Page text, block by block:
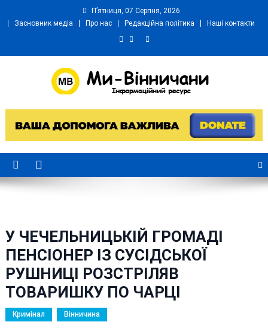
П’ятниця, 07 Серпня, 2026
Засновник медіа
Про нас Редакційна політика Наші контакти
Ми Вінничани
У ЧЕЧЕЛЬНИЦЬКІЙ ГРОМАДІ
ПЕНСІОНЕР ІЗ СУСІДСЬКОЇ
РУШНИЦІ РОЗСТРІЛЯВ
ТОВАРИШКУ ПО ЧАРЦІ
Кримінал Вінничина